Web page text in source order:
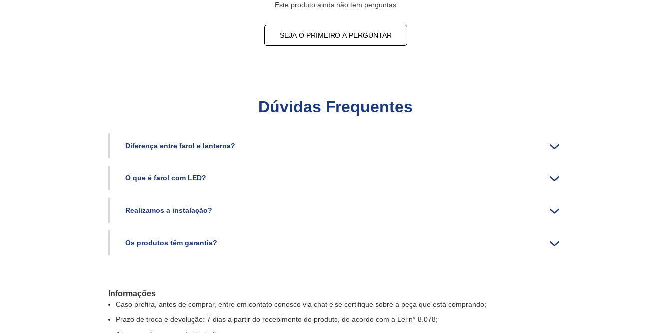
Este produto ainda não tem perguntas
SEJA O PRIMEIRO A PERGUNTAR
Dúvidas Frequentes
Diferença entre farol e lanterna?
O que é farol com LED?
Realizamos a instalação?
Os produtos têm garantia?
Informações
Caso prefira, antes de comprar, entre em contato conosco via chat e se certifique sobre a peça que está comprando;
Prazo de troca e devolução: 7 dias a partir do recebimento do produto, de acordo com a Lei n° 8.078;